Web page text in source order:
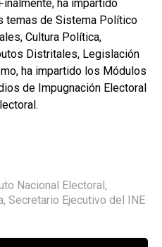
ha impartido
temas de Sistema Político
Cultura Política,
Distritales, Legislación
ha impartido los Módulos
de Impugnación Electoral
Nacional Electoral ,
, Secretario Ejecutivo del INE